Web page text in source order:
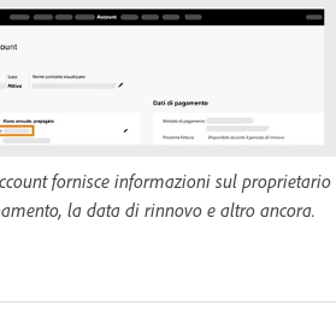
fornisce informazioni sul proprietario
la data di rinnovo e altro ancora.